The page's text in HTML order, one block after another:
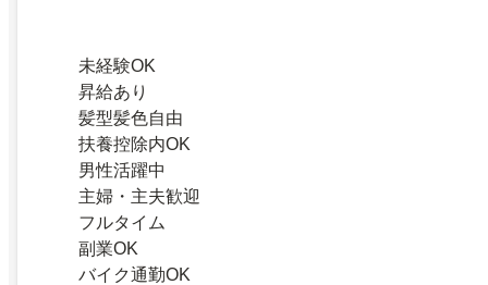
未経験OK
昇給あり
髪型髪色自由
扶養控除内OK
男性活躍中
主婦・主夫歓迎
フルタイム
副業OK
バイク通勤OK